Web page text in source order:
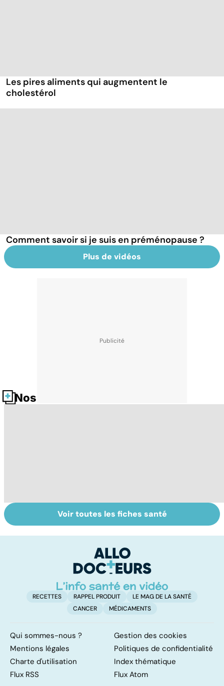
Les pires aliments qui augmentent le
cholestérol
Comment savoir si je suis en préménopause ?
Plus de vidéos
Nos fiches santé
Conjonctivite,
kératite, uvéite :
Presbytie :
pourquoi choisir
opérer ?
Voir toutes les fiches santé
RECETTES RAPPEL PRODUIT
LE MAG DE LA SANTÉ
CANCER
MÉDICAMENTS
Qui sommes-nous ?
Gestion des cookies
Mentions légales
Politiques de confidentialité
Charte d'utilisation
Index thématique
Flux RSS
Flux Atom